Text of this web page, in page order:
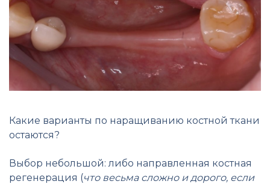
Какие варианты по наращиванию костной ткани
остаются?
Выбор небольшой: либо направленная костная
регенерация (что весьма сложно и дорого, если